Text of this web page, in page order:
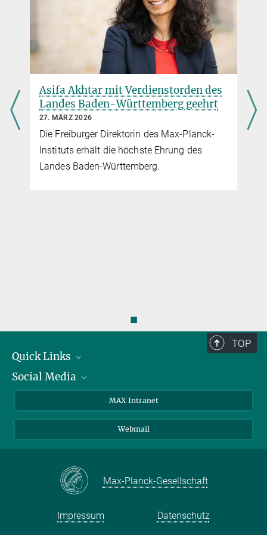
Asifa Akhtar mit Verdienstorden des
Landes Baden-Württemberg geehrt
27. MÄRZ 2026
Die Freiburger Direktorin des Max-Planck-
Instituts erhält die höchste Ehrung des
Landes Baden-Württemberg.
◼
TOP
Quick Links
Forschungsgruppen
Social Media
Mastodon
Instagram
MAX Intranet
Webmail
Max-Planck-Gesellschaft
Impressum Datenschutz